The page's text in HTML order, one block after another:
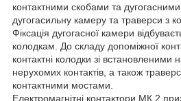
контактними скобами та
дугогасильну камеру та траверси з
Фіксація дугогасної камери
колодкам. До складу допоміжної
контактні колодки зі встановленими
нерухомих контактів, а також
контактними мостами.
Електромагнітні контактори МК 2